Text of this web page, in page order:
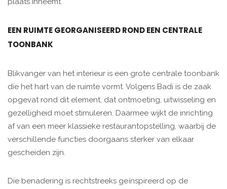
EEN RUIMTE GEORGANISEERD ROND EEN CENTRALE
TOONBANK
Blikvanger van het interieur is een grote centrale toonbank
die het hart van de ruimte vormt. Volgens Badi is de zaak
opgevat rond dit element, dat ontmoeting, uitwisseling en
gezelligheid moet stimuleren. Daarmee wijkt de inrichting
af van een meer klassieke restaurantopstelling, waarbij de
verschillende functies doorgaans sterker van elkaar
gescheiden zijn.
Die benadering is rechtstreeks geïnspireerd op de